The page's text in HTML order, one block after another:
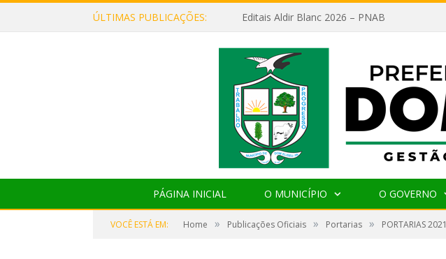
ÚLTIMAS PUBLICAÇÕES: Editais Aldir Blanc 2026 – PNAB
PÁGINA INICIAL O MUNICÍPIO O GOVERNO
VOCÊ ESTÁ EM: Home » Publicações Oficiais » Portarias » PORTARIAS 2021